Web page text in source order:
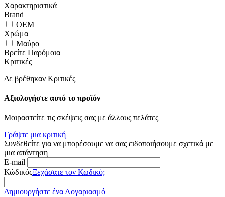
Χαρακτηριστικά
Brand
OEM
Χρώμα
Μαύρο
Βρείτε Παρόμοια
Κριτικές
Δε βρέθηκαν Κριτικές
Αξιολογήστε αυτό το προϊόν
Μοιραστείτε τις σκέψεις σας με άλλους πελάτες
Γράψτε μια κριτική
Συνδεθείτε για να μπορέσουμε να σας ειδοποιήσουμε σχετικά με
μια απάντηση
E-mail
ΚώδικόςΞεχάσατε τον Κωδικό;
Δημιουργήστε ένα Λογαριασμό